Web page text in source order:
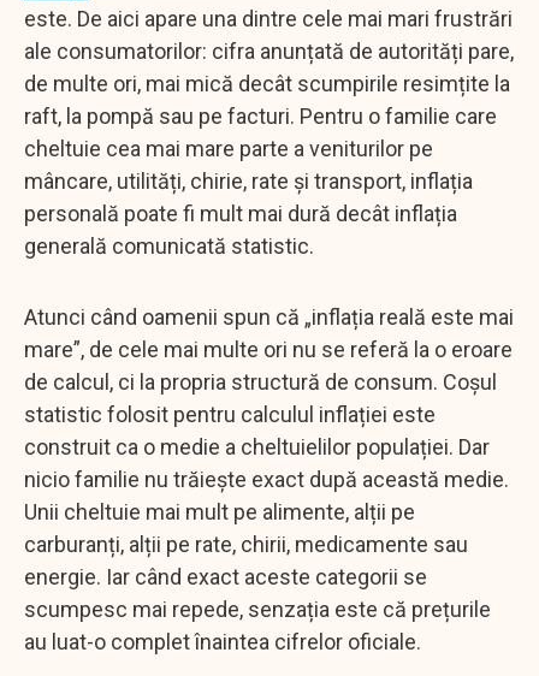
este. De aici apare una dintre cele mai mari frustrări
ale consumatorilor: cifra anunțată de autorități pare,
de multe ori, mai mică decât scumpirile resimțite la
raft, la pompă sau pe facturi. Pentru o familie care
cheltuie cea mai mare parte a veniturilor pe
mâncare, utilități, chirie, rate și transport, inflația
personală poate fi mult mai dură decât inflația
generală comunicată statistic.
Atunci când oamenii spun că „inflația reală este mai
mare”, de cele mai multe ori nu se referă la o eroare
de calcul, ci la propria structură de consum. Coșul
statistic folosit pentru calculul inflației este
construit ca o medie a cheltuielilor populației. Dar
nicio familie nu trăiește exact după această medie.
Unii cheltuie mai mult pe alimente, alții pe
carburanți, alții pe rate, chirii, medicamente sau
energie. Iar când exact aceste categorii se
scumpesc mai repede, senzația este că prețurile
au luat-o complet înaintea cifrelor oficiale.